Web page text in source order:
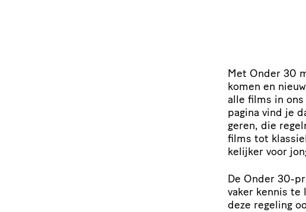
Met Onder 30
komen en
alle films in
pagina vind je
geren, die
films tot
ke­lijker voor
De Onder 30-
vaker kennis te
deze regeling